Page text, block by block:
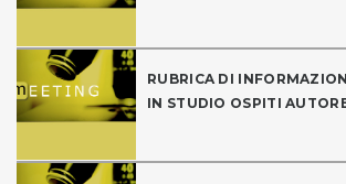
RUBRICA DI
IN STUDIO OSPITI